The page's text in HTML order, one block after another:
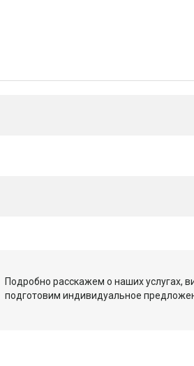
Подробно расскажем о наших услугах,
подготовим индивидуальное